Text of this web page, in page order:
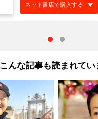
ネット書店で購入する
こんな記事も読まれてい